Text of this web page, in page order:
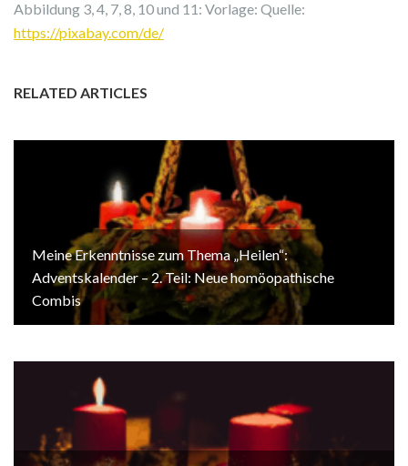
Abbildung 3, 4, 7, 8, 10 und 11: Vorlage: Quelle:
https://pixabay.com/de/
RELATED ARTICLES
Meine Erkenntnisse zum Thema „Heilen“:
Adventskalender – 2. Teil: Neue homöopathische
Combis